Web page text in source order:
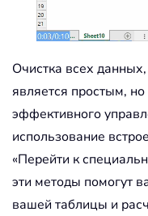
Очистка всех
является простым,
эффективного
использование
«Перейти к
эти методы помогут
вашей таблицы и